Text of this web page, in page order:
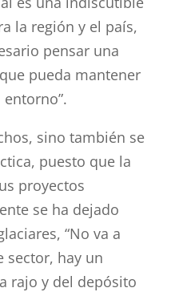
la región y el país,
pensar una
pueda mantener
sino también se
puesto que la
proyectos
se ha dejado
“No va a
sector, hay un
rajo y del depósito